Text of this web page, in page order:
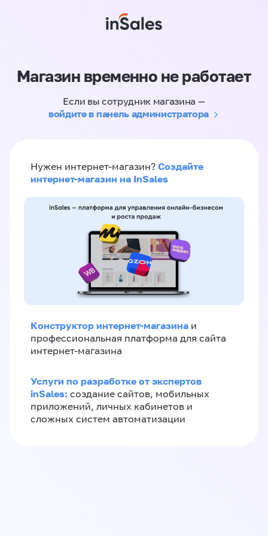
Магазин временно не работает
Если вы сотрудник магазина —
войдите в панель администратора
Нужен интернет-магазин? Создайте
интернет-магазин на InSales
Конструктор интернет-магазина и
профессиональная платформа для сайта
интернет-магазина
Услуги по разработке от экспертов
inSales: создание сайтов, мобильных
приложений, личных кабинетов и
сложных систем автоматизации